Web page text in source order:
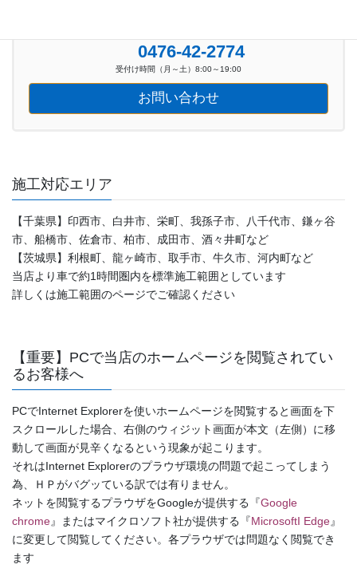
0476-42-2774
受付け時間（月～土）8:00～19:00
お問い合わせ
施工対応エリア
【千葉県】印西市、白井市、栄町、我孫子市、八千代市、鎌ヶ谷
市、船橋市、佐倉市、柏市、成田市、酒々井町など
【茨城県】利根町、龍ヶ崎市、取手市、牛久市、河内町など
当店より車で約1時間圏内を標準施工範囲としています
詳しくは施工範囲のページでご確認ください
【重要】PCで当店のホームページを閲覧されてい
るお客様へ
PCでInternet Explorerを使いホームページを閲覧すると画面を下
スクロールした場合、右側のウィジット画面が本文（左側）に移
動して画面が見辛くなるという現象が起こります。
それはInternet Explorerのプラウザ環境の問題で起こってしまう
為、ＨＰがバグッている訳では有りません。
ネットを閲覧するプラウザをGoogleが提供する『Google
chrome』またはマイクロソフト社が提供する『MicrosoftI Edge』
に変更して閲覧してください。各プラウザでは問題なく閲覧でき
ます